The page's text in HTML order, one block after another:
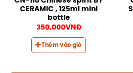
CERAMIC , 125ml mini
bottle
350.000VNĐ
Thêm vào giỏ